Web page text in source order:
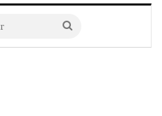
por